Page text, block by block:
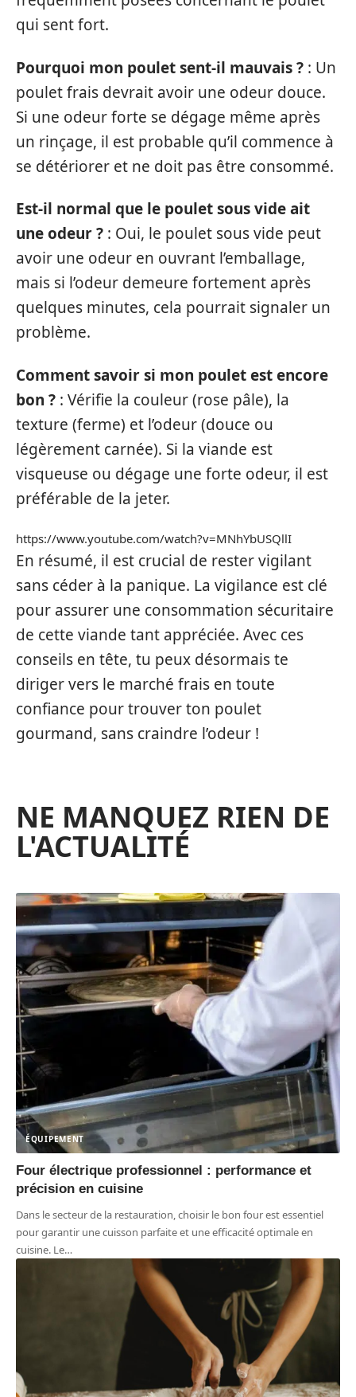
qui sent fort.
Pourquoi mon poulet sent-il mauvais ? : Un
poulet frais devrait avoir une odeur douce.
Si une odeur forte se dégage même après
un rinçage, il est probable qu’il commence à
se détériorer et ne doit pas être consommé.
Est-il normal que le poulet sous vide ait
une odeur ? : Oui, le poulet sous vide peut
avoir une odeur en ouvrant l’emballage,
mais si l’odeur demeure fortement après
quelques minutes, cela pourrait signaler un
problème.
Comment savoir si mon poulet est encore
bon ? : Vérifie la couleur (rose pâle), la
texture (ferme) et l’odeur (douce ou
légèrement carnée). Si la viande est
visqueuse ou dégage une forte odeur, il est
préférable de la jeter.
https://www.youtube.com/watch?v=MNhYbUSQllI
En résumé, il est crucial de rester vigilant
sans céder à la panique. La vigilance est clé
pour assurer une consommation sécuritaire
de cette viande tant appréciée. Avec ces
conseils en tête, tu peux désormais te
diriger vers le marché frais en toute
confiance pour trouver ton poulet
gourmand, sans craindre l’odeur !
NE MANQUEZ RIEN DE
L'ACTUALITÉ
ÉQUIPEMENT
Four électrique professionnel : performance et
précision en cuisine
Dans le secteur de la restauration, choisir le bon four est essentiel
pour garantir une cuisson parfaite et une efficacité optimale en
cuisine. Le…